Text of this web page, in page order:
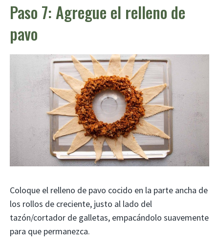
Paso 7: Agregue el relleno de
pavo
Coloque el relleno de pavo cocido en la parte ancha de
los rollos de creciente, justo al lado del
tazón/cortador de galletas, empacándolo suavemente
para que permanezca.